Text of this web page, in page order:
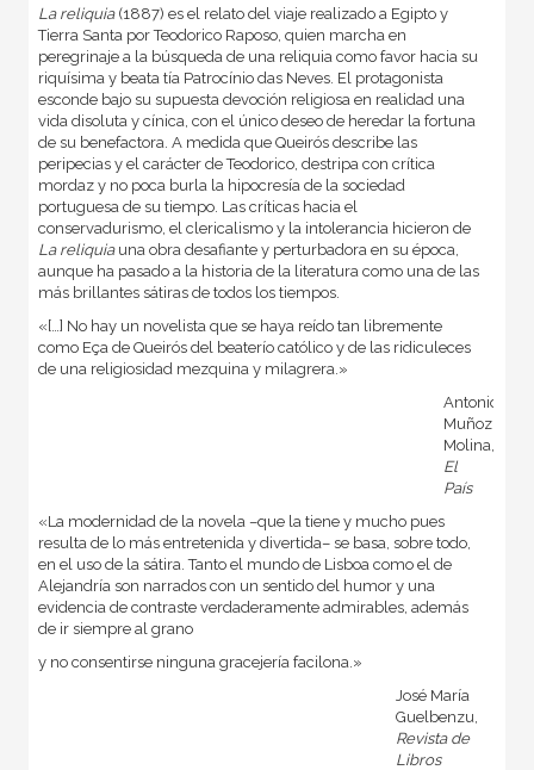
La reliquia(1887) es el relato del viaje realizado a Egipto y
Tierra Santa por Teodorico Raposo, quien marcha en
peregrinaje a la búsqueda de una reliquia como favor hacia su
riquísima y beata tía Patrocínio das Neves. El protagonista
esconde bajo su supuesta devoción religiosa en realidad una
vida disoluta y cínica, con el único deseo de heredar la fortuna
de su benefactora. A medida que Queirós describe las
peripecias y el carácter de Teodorico, destripa con crítica
mordaz y no poca burla la hipocresía de la sociedad
portuguesa de su tiempo. Las críticas hacia el
conservadurismo, el clericalismo y la intolerancia hicieron de
La reliquiauna obra desafiante y perturbadora en su época,
aunque ha pasado a la historia de la literatura como una de las
más brillantes sátiras de todos los tiempos.
«[…] No hay un novelista que se haya reído tan libremente
como Eça de Queirós del beaterío católico y de las ridiculeces
de una religiosidad mezquina y milagrera.»
Antonio
Muñoz
Molina,
El
País
«La modernidad de la novela –que la tiene y mucho pues
resulta de lo más entretenida y divertida– se basa, sobre todo,
en el uso de la sátira. Tanto el mundo de Lisboa como el de
Alejandría son narrados con un sentido del humor y una
evidencia de contraste verdaderamente admirables, además
de ir siempre al grano
y no consentirse ninguna gracejería facilona.»
José María
Guelbenzu,
Revista de
Libros